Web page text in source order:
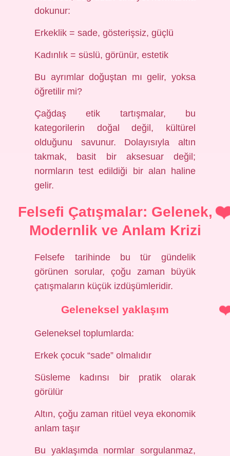
dokunur:
Erkeklik = sade, gösterişsiz, güçlü
Kadınlık = süslü, görünür, estetik
Bu ayrımlar doğuştan mı gelir, yoksa
öğretilir mi?
Çağdaş etik tartışmalar, bu
kategorilerin doğal değil, kültürel
olduğunu savunur. Dolayısıyla altın
takmak, basit bir aksesuar değil;
normların test edildiği bir alan haline
gelir.
Felsefi Çatışmalar: Gelenek,
Modernlik ve Anlam Krizi
Felsefe tarihinde bu tür gündelik
görünen sorular, çoğu zaman büyük
çatışmaların küçük izdüşümleridir.
Geleneksel yaklaşım
Geleneksel toplumlarda:
Erkek çocuk “sade” olmalıdır
Süsleme kadınsı bir pratik olarak
görülür
Altın, çoğu zaman ritüel veya ekonomik
anlam taşır
Bu yaklaşımda normlar sorgulanmaz,